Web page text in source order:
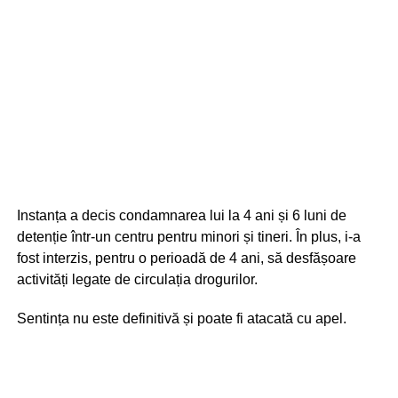
Instanța a decis condamnarea lui la 4 ani și 6 luni de
detenție într-un centru pentru minori și tineri. În plus, i-a
fost interzis, pentru o perioadă de 4 ani, să desfășoare
activități legate de circulația drogurilor.
Sentința nu este definitivă și poate fi atacată cu apel.